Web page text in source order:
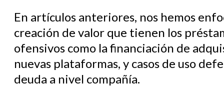
En artículos anteriores, nos hemos
creación de valor que tienen los
ofensivos como la financiación de
nuevas plataformas, y casos de uso
deuda a nivel compañía.